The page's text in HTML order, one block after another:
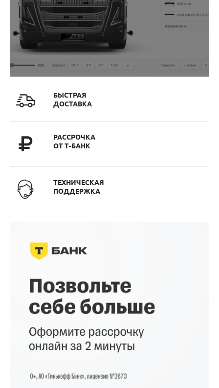
БЫСТРАЯ
ДОСТАВКА
РАССРОЧКА
ОТ Т-БАНК
ТЕХНИЧЕСКАЯ
ПОДДЕРЖКА